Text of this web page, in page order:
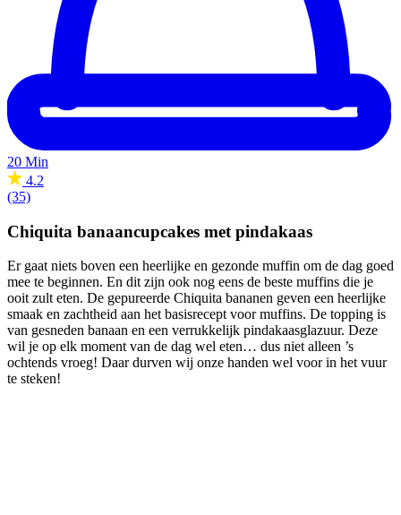
20 Min
4.2
(35)
Chiquita banaancupcakes met pindakaas
Er gaat niets boven een heerlijke en gezonde muffin om de dag goed
mee te beginnen. En dit zijn ook nog eens de beste muffins die je
ooit zult eten. De gepureerde Chiquita bananen geven een heerlijke
smaak en zachtheid aan het basisrecept voor muffins. De topping is
van gesneden banaan en een verrukkelijk pindakaasglazuur. Deze
wil je op elk moment van de dag wel eten… dus niet alleen ’s
ochtends vroeg! Daar durven wij onze handen wel voor in het vuur
te steken!